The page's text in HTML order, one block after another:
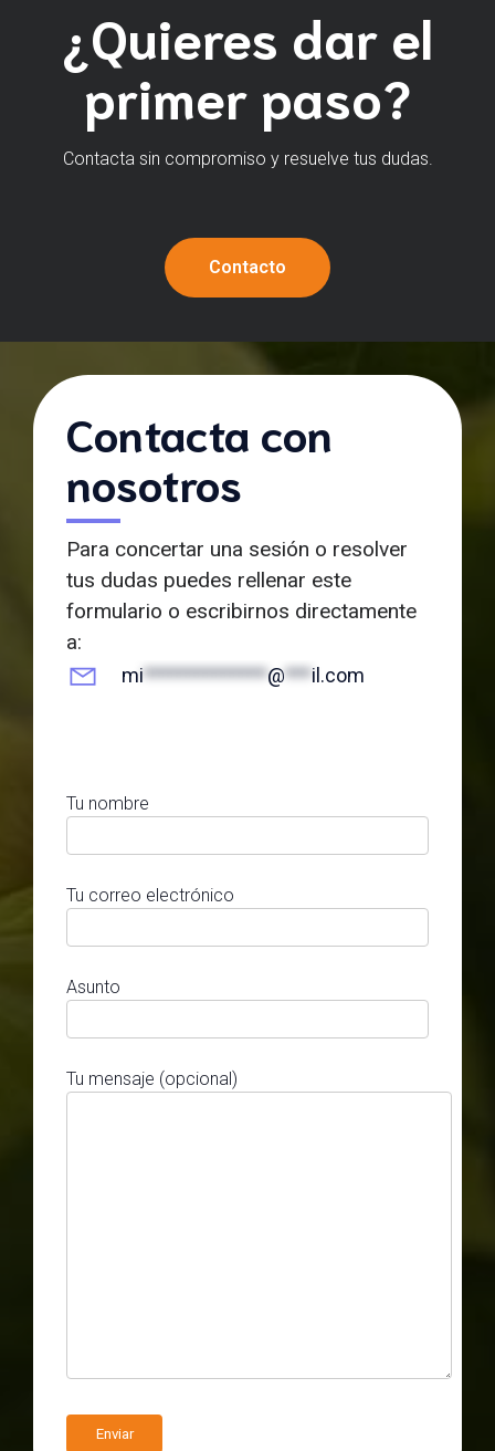
¿Quieres dar el
primer paso?
Contacta sin compromiso y resuelve tus dudas.
Contacto
Contacta con
nosotros
Para concertar una sesión o resolver
tus dudas puedes rellenar este
formulario o escribirnos directamente
a:
mi**************@***il.com
Tu nombre
Tu correo electrónico
Asunto
Tu mensaje (opcional)